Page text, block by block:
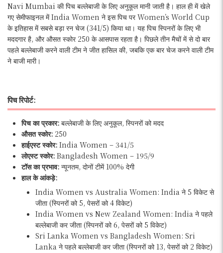
Navi Mumbai की पिच बल्लेबाजी के लिए अनुकूल मानी जाती है। हाल ही में खेले
गए सेमीफाइनल में India Women ने इस पिच पर Women’s World Cup
के इतिहास में सबसे बड़ा रन चेज (341/5) किया था। यह पिच स्पिनरों के लिए भी
मददगार है, और औसत स्कोर 250 के आसपास रहता है। पिछले तीन मैचों में से दो बार
पहले बल्लेबाजी करने वाली टीम ने जीत हासिल की, जबकि एक बार चेज करने वाली टीम
ने बाजी मारी।
पिच रिपोर्ट:
पिच का प्रकार: बल्लेबाजी के लिए अनुकूल, स्पिनरों को मदद
औसत स्कोर: 250
हाईएस्ट स्कोर: India Women – 341/5
लोएस्ट स्कोर: Bangladesh Women – 195/9
टॉस का प्रभाव: न्यूनतम, दोनों टीमें 100% देगी
हाल के आंकड़े:
India Women vs Australia Women: India ने 5 विकेट से
जीता (स्पिनरों को 5, पेसरों को 4 विकेट)
India Women vs New Zealand Women: India ने पहले
बल्लेबाजी कर जीता (स्पिनरों को 6, पेसरों को 5 विकेट)
Sri Lanka Women vs Bangladesh Women: Sri
Lanka ने पहले बल्लेबाजी कर जीता (स्पिनरों को 13, पेसरों को 2 विकेट)